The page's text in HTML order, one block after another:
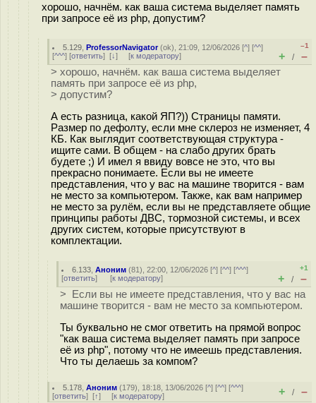
хорошо, начнём. как ваша система выделяет память
при запросе её из php, допустим?
5.129 ,ProfessorNavigator(ok), 21:09, 12/06/2026 [^] [^^]
[^^^] [ответить] [↓] [к модератору]
–1
+ / –
> хорошо, начнём. как ваша система выделяет
память при запросе её из php,
> допустим?
А есть разница, какой ЯП?)) Страницы памяти.
Размер по дефолту, если мне склероз не изменяет, 4
КБ. Как выглядит соответствующая структура -
ищите сами. В общем - на слабо других брать
будете ;) И имел я ввиду вовсе не это, что вы
прекрасно понимаете. Если вы не имеете
представления, что у вас на машине творится - вам
не место за компьютером. Также, как вам например
не место за рулём, если вы не представляете общие
принципы работы ДВС, тормозной системы, и всех
других систем, которые присутствуют в
комплектации.
6.133 ,Аноним (81), 22:00, 12/06/2026 [^] [^^] [^^^]
[ответить] [к модератору]
+1
+ / –
> Если вы не имеете представления, что у вас на
машине творится - вам не место за компьютером.
Ты буквально не смог ответить на прямой вопрос
"как ваша система выделяет память при запросе
её из php", потому что не имеешь представления.
Что ты делаешь за компом?
5.178 ,Аноним (179), 18:18, 13/06/2026 [^] [^^] [^^^]
[ответить] [↑] [к модератору] + / –